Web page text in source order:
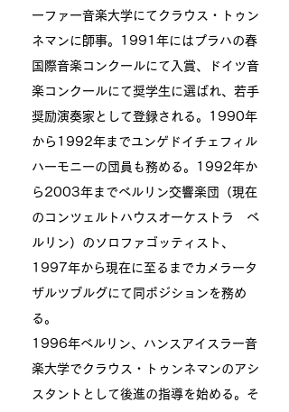
ーファー音楽大学にてクラウス・トゥン
ネマンに師事。1991年にはプラハの春
国際音楽コンクールにて入賞、ドイツ音
楽コンクールにて奨学生に選ばれ、若手
奨励演奏家として登録される。1990年
から1992年までユンゲドイチェフィル
ハーモニーの団員も務める。1992年か
ら2003年までベルリン交響楽団（現在
のコンツェルトハウスオーケストラ ベ
ルリン）のソロファゴッティスト、
1997年から現在に至るまでカメラータ
ザルツブルグにて同ポジションを務め
る。
1996年ベルリン、ハンスアイスラー音
楽大学でクラウス・トゥンネマンのアシ
スタントとして後進の指導を始める。そ